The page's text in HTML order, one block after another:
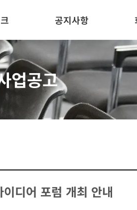
공지사항
업공고
디어 포럼 개최 안내